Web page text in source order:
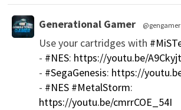
Generational Gamer
Use your cartridges with
- #NES: https://youtu.be/
- #SegaGenesis: https://
- #NES #MetalStorm:
https://youtu.be/cmrrCOE_54I